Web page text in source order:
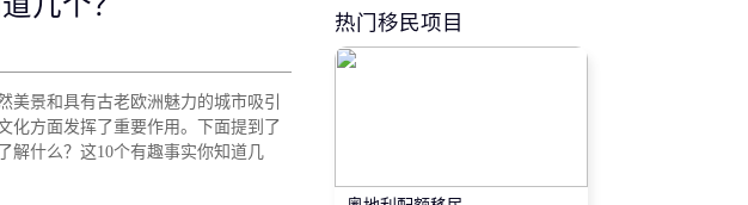
免费评估 在线咨询
签证
自雇移民
签证
移民问答
景和具有古老欧洲魅力的城市吸引
化方面发挥了重要作用。下面提到了
解什么？这10个有趣事实你知道几
热门移民项目